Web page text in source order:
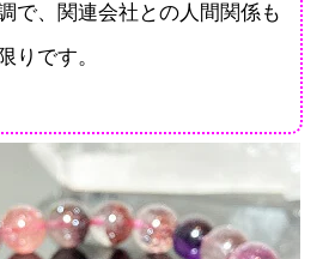
で、関連会社との人間関係も
りです。